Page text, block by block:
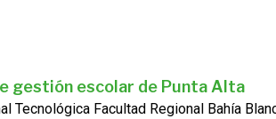
gestión escolar de Punta Alta
Tecnológica Facultad Regional Bahía